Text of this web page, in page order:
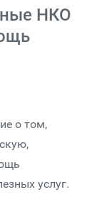
НКО
о том,
услуг.